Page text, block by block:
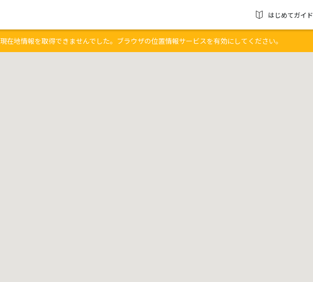
はじめてガイド
現在地情報を取得できませんでした。ブラウザの位置情報サービスを有効にしてください。